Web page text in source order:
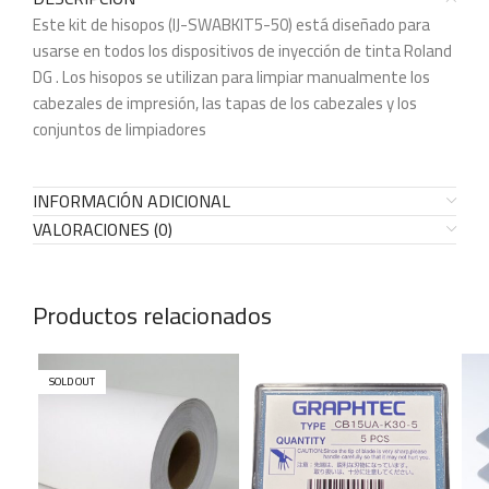
Este kit de hisopos (IJ-SWABKIT5-50) está diseñado para
usarse en todos los dispositivos de inyección de tinta Roland
DG . Los hisopos se utilizan para limpiar manualmente los
cabezales de impresión, las tapas de los cabezales y los
conjuntos de limpiadores
INFORMACIÓN ADICIONAL
VALORACIONES (0)
Productos relacionados
SOLD OUT